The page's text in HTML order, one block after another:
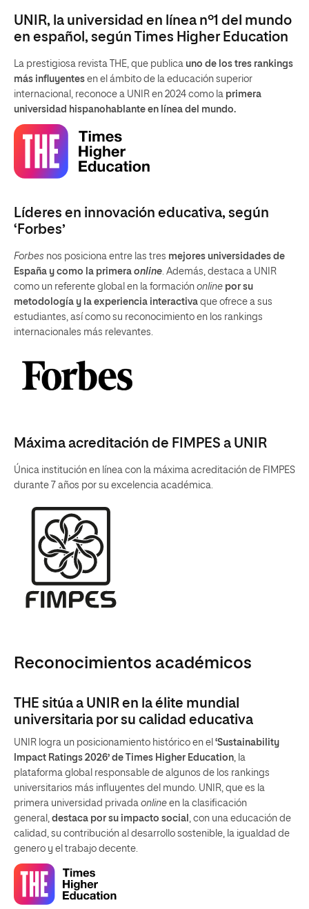
UNIR, la universidad en línea nº1 del mundo
en español, según Times Higher Education
La prestigiosa revista THE, que publica uno de los tres rankings
más influyentes en el ámbito de la educación superior
internacional, reconoce a UNIR en 2024 como la primera
universidad hispanohablante en línea del mundo.
Líderes en innovación educativa, según
‘Forbes’
Forbes nos posiciona entre las tres mejores universidades de
España y como la primera online. Además, destaca a UNIR
como un referente global en la formación online por su
metodología y la experiencia interactiva que ofrece a sus
estudiantes, así como su reconocimiento en los rankings
internacionales más relevantes.
Máxima acreditación de FIMPES a UNIR
Única institución en línea con la máxima acreditación de FIMPES
durante 7 años por su excelencia académica.
Reconocimientos académicos
THE sitúa a UNIR en la élite mundial
universitaria por su calidad educativa
UNIR logra un posicionamiento histórico en el ‘Sustainability
Impact Ratings 2026’ de Times Higher Education, la
plataforma global responsable de algunos de los rankings
universitarios más influyentes del mundo. UNIR, que es la
primera universidad privada online en la clasificación
general, destaca por su impacto social , con una educación de
calidad, su contribución al desarrollo sostenible, la igualdad de
genero y el trabajo decente.